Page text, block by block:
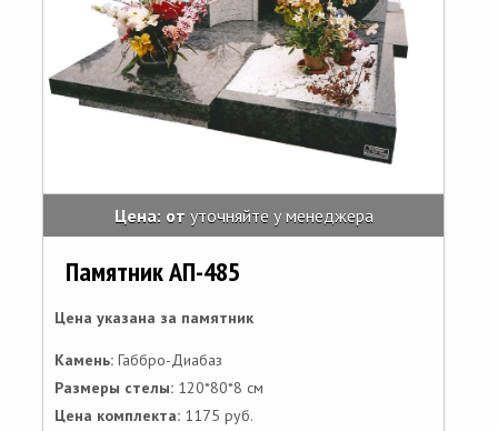
Цена: от уточняйте у менеджера
Памятник АП-485
Цена указана за памятник
Камень: Габбро-Диабаз
Размеры стелы: 120*80*8 см
Цена комплекта: 1175 руб.